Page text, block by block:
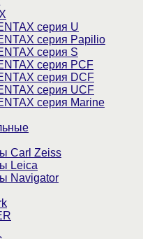
серия U
серия Papilio
серия S
серия PCF
серия DCF
серия UCF
серия Marine
Carl Zeiss
Leica
Navigator